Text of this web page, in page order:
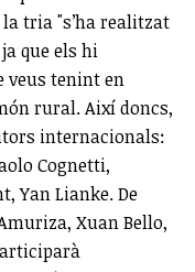
tria "s’ha realitzat
que els hi
veus tenint en
rural. Així doncs,
internacionals:
Cognetti,
Yan Lianke. De
Xuan Bello,